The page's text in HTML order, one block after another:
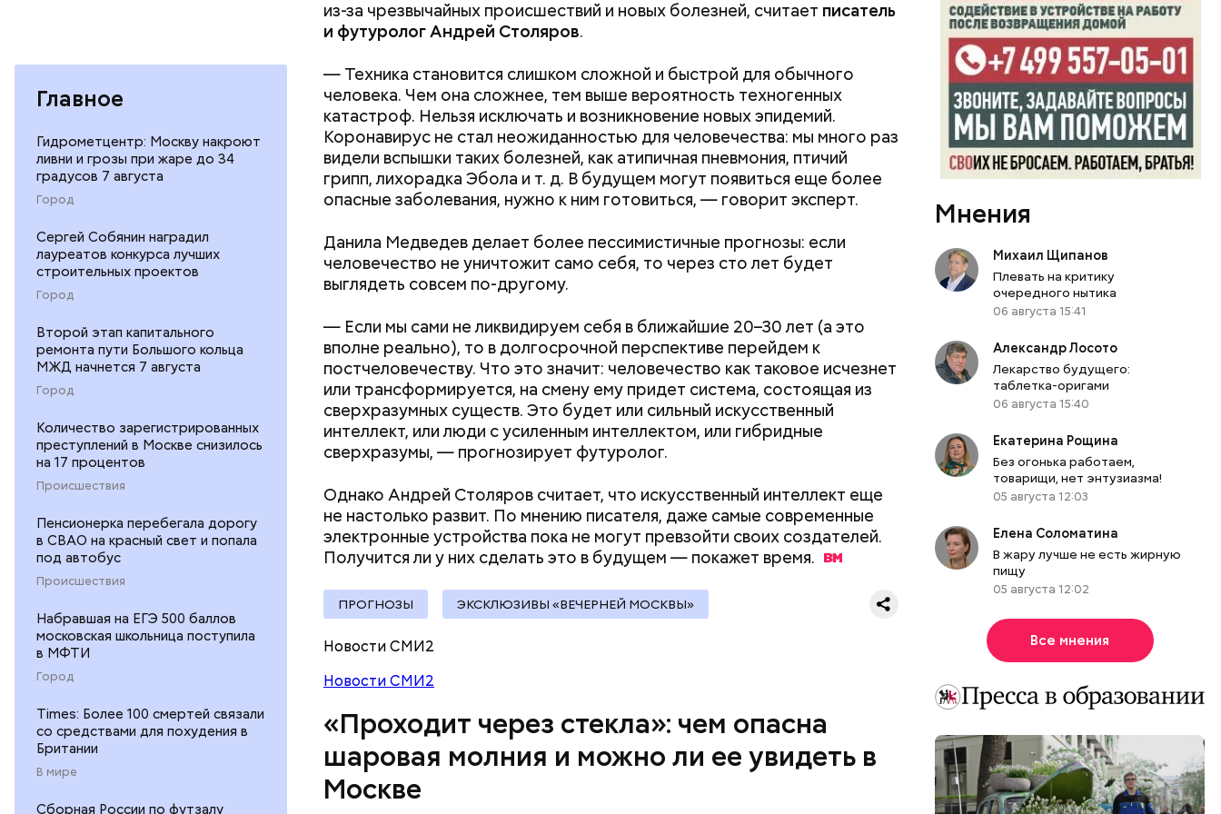
Главное
Гидрометцентр: Москву накроют
ливни и грозы при жаре до 34
градусов 7 августа
Город
Сергей Собянин наградил
лауреатов конкурса лучших
строительных проектов
Город
Второй этап капитального
ремонта пути Большого кольца
МЖД начнется 7 августа
Город
Количество зарегистрированных
преступлений в Москве снизилось
на 17 процентов
Происшествия
Пенсионерка перебегала дорогу
в СВАО на красный свет и попала
под автобус
Происшествия
Набравшая на ЕГЭ 500 баллов
московская школьница поступила
в МФТИ
Город
Times: Более 100 смертей связали
со средствами для похудения в
Британии
В мире
Сборная России по футзалу
из-за чрезвычайных происшествий и новых болезней, считает писатель
и футуролог Андрей Столяров.
— Техника становится слишком сложной и быстрой для обычного
человека. Чем она сложнее, тем выше вероятность техногенных
катастроф. Нельзя исключать и возникновение новых эпидемий.
Коронавирус не стал неожиданностью для человечества: мы много раз
видели вспышки таких болезней, как атипичная пневмония, птичий
грипп, лихорадка Эбола и т. д. В будущем могут появиться еще более
опасные заболевания, нужно к ним готовиться, — говорит эксперт.
Данила Медведев делает более пессимистичные прогнозы: если
человечество не уничтожит само себя, то через сто лет будет
выглядеть совсем по-другому.
— Если мы сами не ликвидируем себя в ближайшие 20–30 лет (а это
вполне реально), то в долгосрочной перспективе перейдем к
постчеловечеству. Что это значит: человечество как таковое исчезнет
или трансформируется, на смену ему придет система, состоящая из
сверхразумных существ. Это будет или сильный искусственный
интеллект, или люди с усиленным интеллектом, или гибридные
сверхразумы, — прогнозирует футуролог.
Однако Андрей Столяров считает, что искусственный интеллект еще
не настолько развит. По мнению писателя, даже самые современные
электронные устройства пока не могут превзойти своих создателей.
Получится ли у них сделать это в будущем — покажет время.
ПРОГНОЗЫ ЭКСКЛЮЗИВЫ «ВЕЧЕРНЕЙ МОСКВЫ»
Новости СМИ2
Новости СМИ2
«Проходит через стекла»: чем опасна
шаровая молния и можно ли ее увидеть в
Москве
Среднее время жизни молнии (маленькой и средней) около 30 секунд.
Большие же могут жить и до нескольких минут, отметил эксперт.
По его словам, солдаты не знали о масштабах трагедии. Подобных
аварий раньше не случалось. Поэтому он не испытывал страха.
— Ситуацию в целом перенес ровно. Мы тогда и не осознавали
ситуацию. Что нас возьмет, самых крепких и сильных? Знали только о
ликвидатор.
Мнения
Михаил Щипанов
Плевать на критику
очередного нытика
06 августа 15:41
Александр Лосото
Лекарство будущего:
таблетка-оригами
06 августа 15:40
Екатерина Рощина
Без огонька работаем,
товарищи, нет энтузиазма!
05 августа 12:03
Елена Соломатина
В жару лучше не есть жирную
пищу
05 августа 12:02
Все мнения